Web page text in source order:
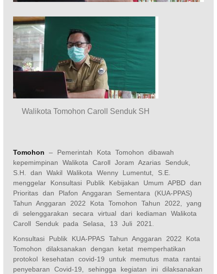
Walikota Tomohon Caroll Senduk SH
Tomohon – Pemerintah Kota Tomohon dibawah
kepemimpinan Walikota Caroll Joram Azarias Senduk,
S.H. dan Wakil Walikota Wenny Lumentut, S.E.
menggelar Konsultasi Publik Kebijakan Umum APBD dan
Prioritas dan Plafon Anggaran Sementara (KUA-PPAS)
Tahun Anggaran 2022 Kota Tomohon Tahun 2022, yang
di selenggarakan secara virtual dari kediaman Walikota
Caroll Senduk pada Selasa, 13 Juli 2021.
Konsultasi Publik KUA-PPAS Tahun Anggaran 2022 Kota
Tomohon dilaksanakan dengan ketat memperhatikan
protokol kesehatan covid-19 untuk memutus mata rantai
penyebaran Covid-19, sehingga kegiatan ini dilaksanakan